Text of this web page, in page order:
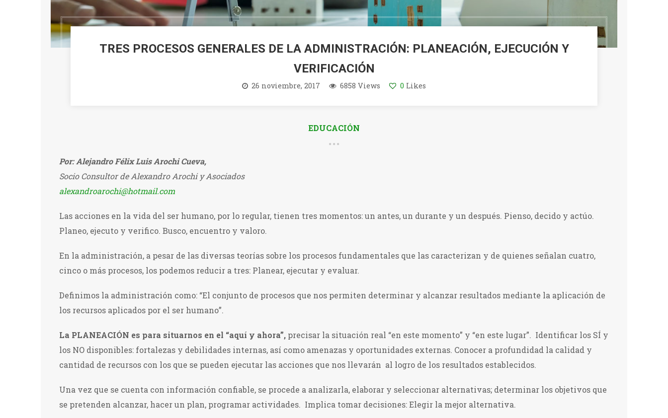
TRES PROCESOS GENERALES DE LA ADMINISTRACIÓN: PLANEACIÓN, EJECUCIÓN Y
VERIFICACIÓN
26 noviembre, 2017 6858 Views 0 Likes
EDUCACIÓN
Por: Alejandro Félix Luis Arochi Cueva,
Socio Consultor de Alexandro Arochi y Asociados
alexandroarochi@hotmail.com
Las acciones en la vida del ser humano, por lo regular, tienen tres momentos: un antes, un durante y un después. Pienso, decido y actúo.
Planeo, ejecuto y verifico. Busco, encuentro y valoro.
En la administración, a pesar de las diversas teorías sobre los procesos fundamentales que las caracterizan y de quienes señalan cuatro,
cinco o más procesos, los podemos reducir a tres: Planear, ejecutar y evaluar.
Definimos la administración como: “El conjunto de procesos que nos permiten determinar y alcanzar resultados mediante la aplicación de
los recursos aplicados por el ser humano”.
La PLANEACIÓN es para situarnos en el “aquí y ahora”, precisar la situación real “en este momento” y “en este lugar”. Identificar los SÍ y
los NO disponibles: fortalezas y debilidades internas, así como amenazas y oportunidades externas. Conocer a profundidad la calidad y
cantidad de recursos con los que se pueden ejecutar las acciones que nos llevarán al logro de los resultados establecidos.
Una vez que se cuenta con información confiable, se procede a analizarla, elaborar y seleccionar alternativas; determinar los objetivos que
se pretenden alcanzar, hacer un plan, programar actividades. Implica tomar decisiones: Elegir la mejor alternativa.